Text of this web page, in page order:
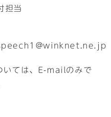
担当
いては、E-mailのみで